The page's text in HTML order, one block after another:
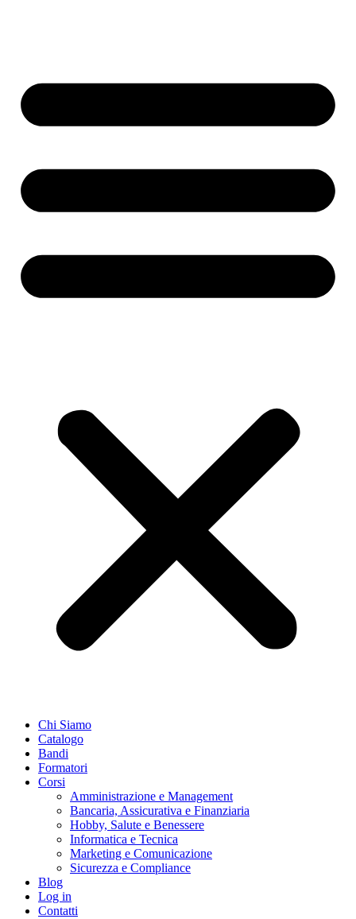
Chi Siamo
Catalogo
Bandi
Formatori
Corsi
Amministrazione e Management
Bancaria, Assicurativa e Finanziaria
Hobby, Salute e Benessere
Informatica e Tecnica
Marketing e Comunicazione
Sicurezza e Compliance
Blog
Log in
Contatti